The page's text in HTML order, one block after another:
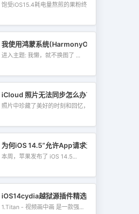
饱受iOS15.4耗电量熬煎的果粉终究迎来了...
我使用鸿蒙系统(HarmonyOS)这一个月来的
进入主题: 我懒，就不换图了 ...
iCloud 照片无法同步怎么办？
照片中珍藏了美好的时刻和回忆，如...
版仅隔了两天时间。
为何iOS 14.5“允许App请求追踪”按钮是灰色
本周，苹果发布了 iOS 14.5...
狱常用源地址，收集于网络，有好源可以
iOS14cydia越狱源插件精选
1.Titan - 视频画中画 是一款强...